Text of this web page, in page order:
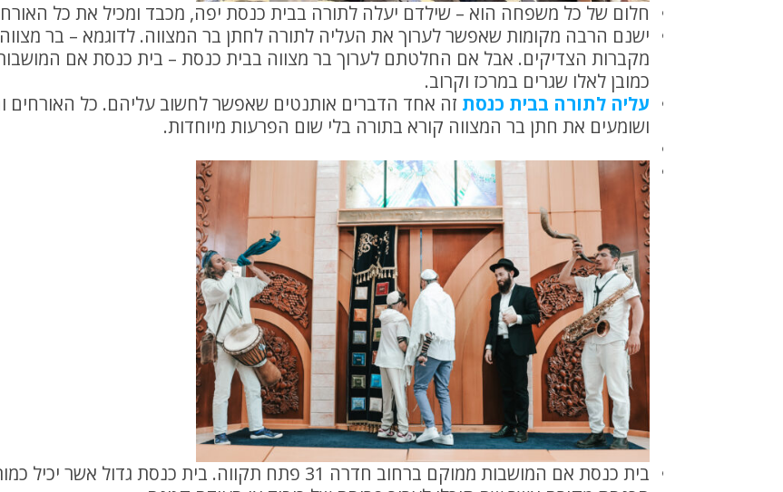
חלום של כל משפחה הוא – שילדם יעלה לתורה בבית כנסת יפה, מכבד ומכיל את כל
ישנם הרבה מקומות שאפשר לערוך את העליה לתורה לחתן בר המצווה. לדוגמא – בר
מקברות הצדיקים. אבל אם החלטתם לערוך בר מצווה בבית כנסת – בית כנסת אם
כמובן לאלו שגרים במרכז וקרוב.
עליה לתורה בבית כנסת זה אחד הדברים אותנטים שאפשר לחשוב עליהם. כל
ושומעים את חתן בר המצווה קורא בתורה בלי שום הפרעות מיוחדות.
בית כנסת אם המושבות ממוקם ברחוב חדרה 31 פתח תקווה. בית